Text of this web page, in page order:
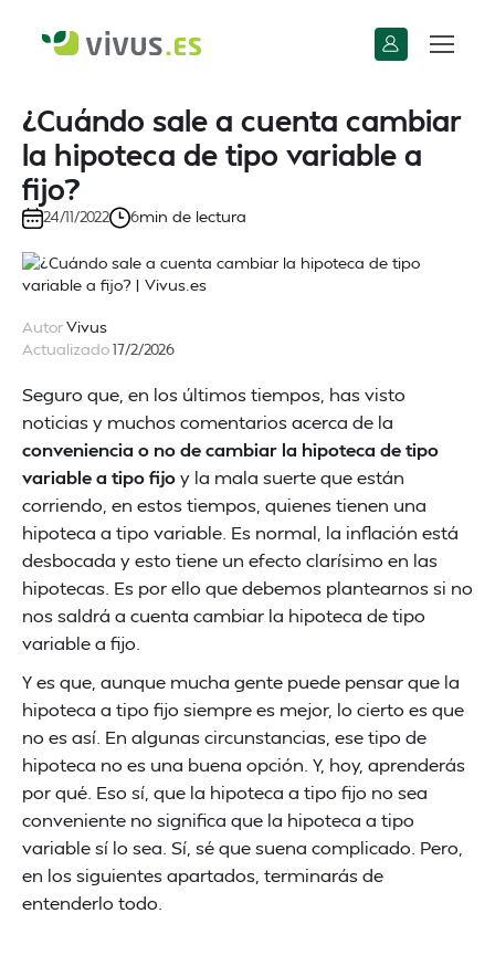
¿Cuándo sale a cuenta cambiar
la hipoteca de tipo variable a
fijo?
24/11/2022 6min de lectura
AutorVivus
Actualizado17/2/2026
Seguro que, en los últimos tiempos, has visto
noticias y muchos comentarios acerca de la
conveniencia o no de cambiar la hipoteca de tipo
variable a tipo fijoy la mala suerte que están
corriendo, en estos tiempos, quienes tienen una
hipoteca a tipo variable. Es normal, la inflación está
desbocada y esto tiene un efecto clarísimo en las
hipotecas. Es por ello que debemos plantearnos si no
nos saldrá a cuenta cambiar la hipoteca de tipo
variable a fijo.
Y es que, aunque mucha gente puede pensar que la
hipoteca a tipo fijo siempre es mejor, lo cierto es que
no es así. En algunas circunstancias, ese tipo de
hipoteca no es una buena opción. Y, hoy, aprenderás
por qué. Eso sí, que la hipoteca a tipo fijo no sea
conveniente no significa que la hipoteca a tipo
variable sí lo sea. Sí, sé que suena complicado. Pero,
en los siguientes apartados, terminarás de
entenderlo todo.